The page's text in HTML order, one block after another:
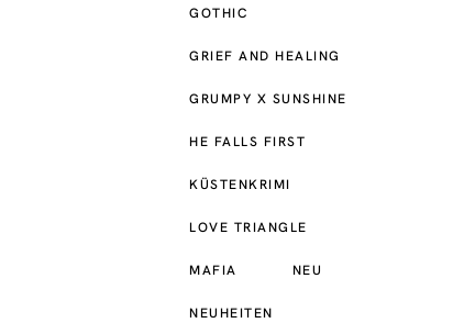
GOTHIC
GRIEF AND HEALING
GRUMPY X SUNSHINE
HE FALLS FIRST
KÜSTENKRIMI
LOVE TRIANGLE
MAFIA NEU
NEUHEITEN